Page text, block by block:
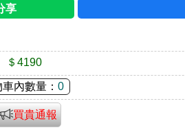
＄4190
車內數量：0
買貴通報